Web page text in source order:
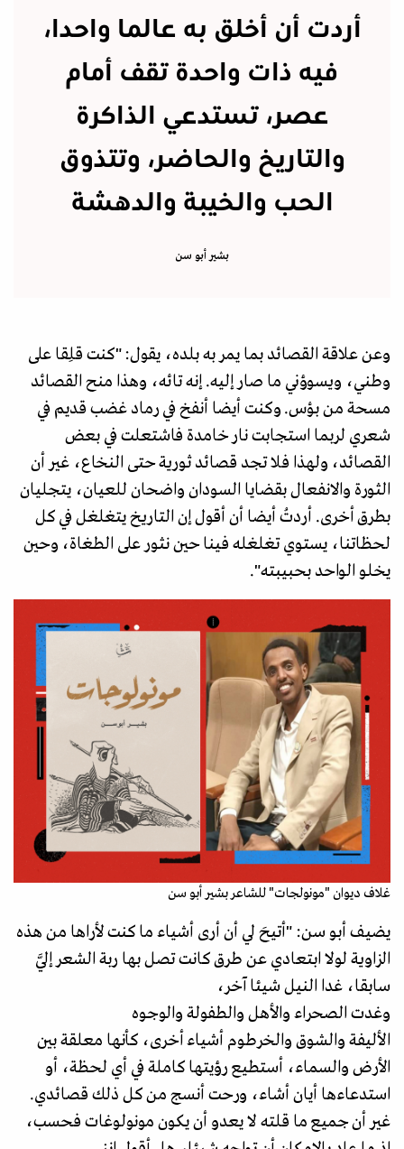
أردت أن أخلق به عالما واحدا،
فيه ذات واحدة تقف أمام
عصر، تستدعي الذاكرة
والتاريخ والحاضر، وتتذوق
الحب والخيبة والدهشة
بشير أبو سن
وعن علاقة القصائد بما يمر به بلده، يقول: "كنت قلِقا على
وطني، ويسوؤني ما صار إليه. إنه تائه، وهذا منح القصائد
مسحة من بؤس. وكنت أيضا أنفخ في رماد غضب قديم في
شعري لربما استجابت نار خامدة فاشتعلت في بعض
القصائد، ولهذا فلا تجد قصائد ثورية حتى النخاع، غير أن
الثورة والانفعال بقضايا السودان واضحان للعيان، يتجليان
بطرق أخرى. أردتُ أيضا أن أقول إن التاريخ يتغلغل في كل
لحظاتنا، يستوي تغلغله فينا حين نثور على الطغاة، وحين
يخلو الواحد بحبيبته".
غلاف ديوان "مونولجات" للشاعر بشير أبو سن
يضيف أبو سن: "أتيحَ لي أن أرى أشياء ما كنت لأراها من هذه
الزاوية لولا ابتعادي عن طرق كانت تصل بها ربة الشعر إليَّ
سابقا، غدا النيل شيئا آخر،
وغدت الصحراء والأهل والطفولة والوجوه
الأليفة والشوق والخرطوم أشياء أخرى، كأنها معلقة بين
الأرض والسماء، أستطيع رؤيتها كاملة في أي لحظة، أو
استدعاءها أيان أشاء، ورحت أنسج من كل ذلك قصائدي.
غير أن جميع ما قلته لا يعدو أن يكون مونولوغات فحسب،